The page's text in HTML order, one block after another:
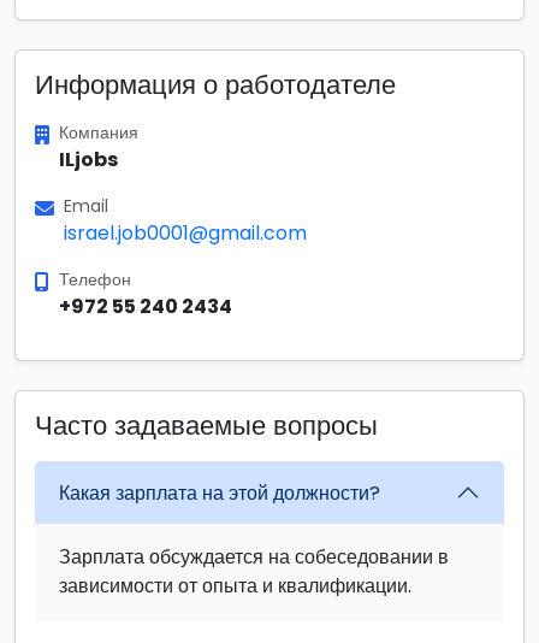
Информация о работодателе
Компания
ILjobs
Email
israel.job0001@gmail.com
Телефон
+972 55 240 2434
Часто задаваемые вопросы
Какая зарплата на этой должности?
Зарплата обсуждается на собеседовании в
зависимости от опыта и квалификации.